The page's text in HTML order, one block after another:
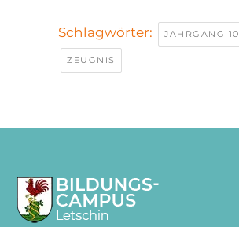
Schlagwörter: JAHRGANG 10
ZEUGNIS